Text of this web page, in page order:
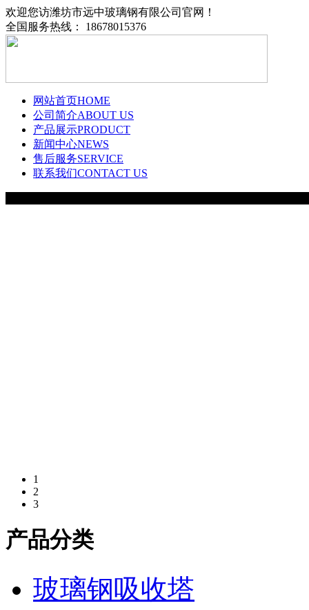
欢迎您访潍坊市远中玻璃钢有限公司官网！
全国服务热线： 18678015376
网站首页HOME
公司简介ABOUT US
产品展示PRODUCT
新闻中心NEWS
售后服务SERVICE
联系我们CONTACT US
1
2
3
产品分类
玻璃钢吸收塔